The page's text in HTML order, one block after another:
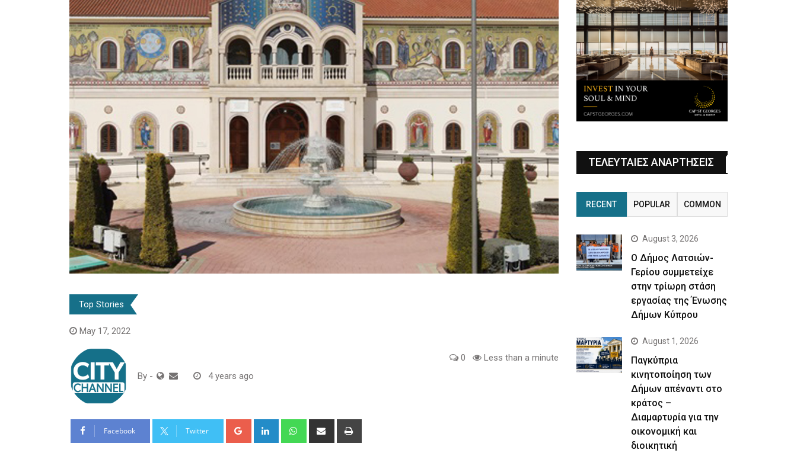
Top Stories
May 17, 2022
By - 4 years ago
0 Less than a minute
Facebook Twitter Google+ LinkedIn WhatsappShare
ΤΕΛΕΥΤΑΙΕΣ ΑΝΑΡΤΗΣΕΙΣ
RECENT POPULAR COMMON
August 3, 2026
Ο Δήμος Λατσιών-
Γερίου συμμετείχε
στην τρίωρη στάση
εργασίας της Ένωσης
Δήμων Κύπρου
August 1, 2026
Παγκύπρια
κινητοποίηση των
Δήμων απέναντι στο
κράτος –
Διαμαρτυρία για την
οικονομική και
διοικητική